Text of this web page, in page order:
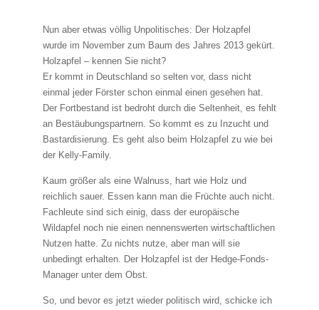
Nun aber etwas völlig Unpolitisches: Der Holzapfel
wurde im November zum Baum des Jahres 2013 gekürt.
Holzapfel – kennen Sie nicht?
Er kommt in Deutschland so selten vor, dass nicht
einmal jeder Förster schon einmal einen gesehen hat.
Der Fortbestand ist bedroht durch die Seltenheit, es fehlt
an Bestäubungspartnern. So kommt es zu Inzucht und
Bastardisierung. Es geht also beim Holzapfel zu wie bei
der Kelly-Family.
Kaum größer als eine Walnuss, hart wie Holz und
reichlich sauer. Essen kann man die Früchte auch nicht.
Fachleute sind sich einig, dass der europäische
Wildapfel noch nie einen nennenswerten wirtschaftlichen
Nutzen hatte. Zu nichts nutze, aber man will sie
unbedingt erhalten. Der Holzapfel ist der Hedge-Fonds-
Manager unter dem Obst.
So, und bevor es jetzt wieder politisch wird, schicke ich